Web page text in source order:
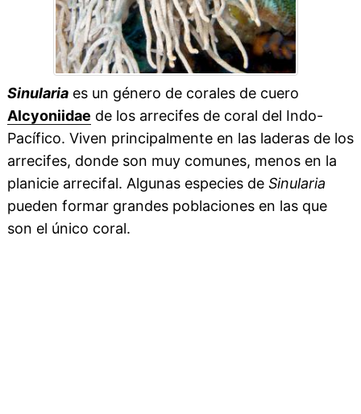
Sinulariaes un género de corales de cuero
Alcyoniidae de los arrecifes de coral del Indo-
Pacífico. Viven principalmente en las laderas de los
arrecifes, donde son muy comunes, menos en la
planicie arrecifal. Algunas especies de Sinularia
pueden formar grandes poblaciones en las que
son el único coral.